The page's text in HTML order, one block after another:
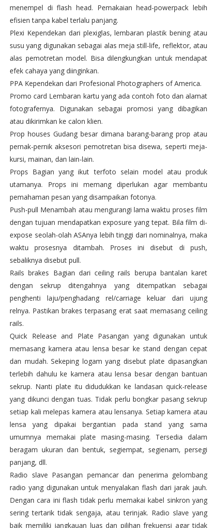
menempel di flash head. Pemakaian head-powerpack lebih
efisien tanpa kabel terlalu panjang.
Plexi Kependekan dari plexiglas, lembaran plastik bening atau
susu yang digunakan sebagai alas meja still-life, reflektor, atau
alas pemotretan model. Bisa dilengkungkan untuk mendapat
efek cahaya yang diinginkan.
PPA Kependekan dari Profesional Photographers of America.
Promo card Lembaran kartu yang ada contoh foto dan alamat
fotografernya. Digunakan sebagai promosi yang dibagikan
atau dikirimkan ke calon klien.
Prop houses Gudang besar dimana barang-barang prop atau
pernak-pernik aksesori pemotretan bisa disewa, seperti meja-
kursi, mainan, dan lain-lain.
Props Bagian yang ikut terfoto selain model atau produk
utamanya. Props ini memang diperlukan agar membantu
pemahaman pesan yang disampaikan fotonya.
Push-pull Menambah atau mengurangi lama waktu proses film
dengan tujuan mendapatkan exposure yang tepat. Bila film di-
expose seolah-olah ASAnya lebih tinggi dari nominalnya, maka
waktu prosesnya ditambah. Proses ini disebut di push,
sebaliknya disebut pull.
Rails brakes Bagian dari ceiling rails berupa bantalan karet
dengan sekrup ditengahnya yang ditempatkan sebagai
penghenti laju/penghadang rel/carriage keluar dari ujung
relnya. Pastikan brakes terpasang erat saat memasang ceiling
rails.
Quick Release and Plate Pasangan yang digunakan untuk
memasang kamera atau lensa besar ke stand dengan cepat
dan mudah. Sekeping logam yang disebut plate dipasangkan
terlebih dahulu ke kamera atau lensa besar dengan bantuan
sekrup. Nanti plate itu didudukkan ke landasan quick-release
yang dikunci dengan tuas. Tidak perlu bongkar pasang sekrup
setiap kali melepas kamera atau lensanya. Setiap kamera atau
lensa yang dipakai bergantian pada stand yang sama
umumnya memakai plate masing-masing. Tersedia dalam
beragam ukuran dan bentuk, segiempat, segienam, persegi
panjang, dll.
Radio slave Pasangan pemancar dan penerima gelombang
radio yang digunakan untuk menyalakan flash dari jarak jauh.
Dengan cara ini flash tidak perlu memakai kabel sinkron yang
sering tertarik tidak sengaja, atau terinjak. Radio slave yang
baik memiliki jangkauan luas dan pilihan frekuensi agar tidak